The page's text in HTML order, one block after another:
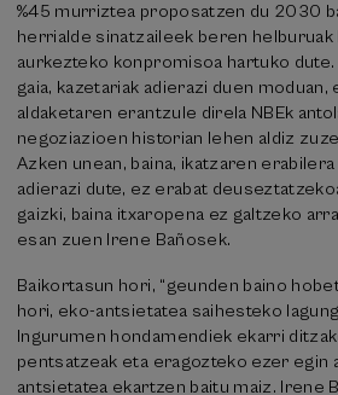
%45 murriztea proposatzen du 2030
herrialde sinatzaileek beren
aurkezteko konpromisoa hartuko dute.
gaia, kazetariak adierazi duen
aldaketaren erantzule direla NBEk
negoziazioen historian lehen aldiz
Azken unean, baina, ikatzaren
adierazi dute, ez erabat
gaizki, baina itxaropena ez galtzeko
esan zuen Irene Bañosek.
Baikortasun hori, “geunden baino
hori, eko-antsietatea saihesteko
Ingurumen hondamendiek ekarri
pentsatzeak eta eragozteko ezer egin
antsietatea ekartzen baitu maiz. Irene